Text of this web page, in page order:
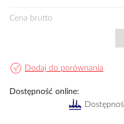
Cena brutto
Dodaj do porównania
Dostępność online